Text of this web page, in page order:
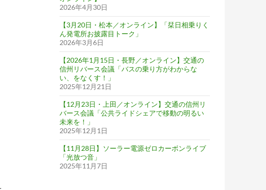
2026年4月30日
【3月20日・松本／オンライン】「栞日相乗りく
ん発電所お披露目トーク」
2026年3月6日
【2026年1月15日・長野／オンライン】交通の
信州リバース会議「バスの乗り方がわからな
い、をなくす！」
2025年12月21日
【12月23日・上田／オンライン】交通の信州リ
バース会議「公共ライドシェアで移動の明るい
未来を！」
2025年12月1日
【11月28日】ソーラー電源ゼロカーボンライブ
「光放つ音」
2025年11月7日